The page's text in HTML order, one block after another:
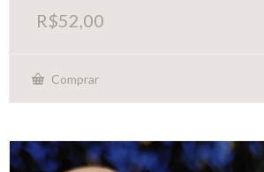
R$52,00
Comprar